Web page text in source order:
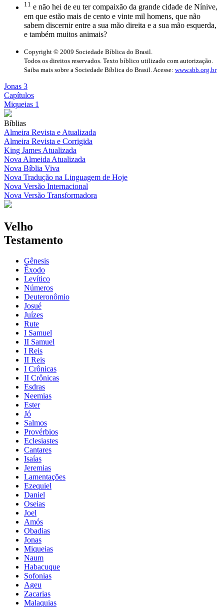
11 e não hei de eu ter compaixão da grande cidade de Nínive,
em que estão mais de cento e vinte mil homens, que não
sabem discernir entre a sua mão direita e a sua mão esquerda,
e também muitos animais?
Copyright © 2009 Sociedade Bíblica do Brasil.
Todos os direitos reservados. Texto bíblico utilizado com autorização.
Saiba mais sobre a Sociedade Bíblica do Brasil. Acesse: www.sbb.org.br
Jonas 3
Capítulos
Miqueias 1
Bíblias
Almeira Revista e Atualizada
Almeira Revista e Corrigida
King James Atualizada
Nova Almeida Atualizada
Nova Bíblia Viva
Nova Tradução na Linguagem de Hoje
Nova Versão Internacional
Nova Versão Transformadora
Velho
Testamento
Gênesis
Êxodo
Levítico
Números
Deuteronômio
Josué
Juízes
Rute
I Samuel
II Samuel
I Reis
II Reis
I Crônicas
II Crônicas
Esdras
Neemias
Ester
Jó
Salmos
Provérbios
Eclesiastes
Cantares
Isaías
Jeremias
Lamentações
Ezequiel
Daniel
Oseias
Joel
Amós
Obadias
Jonas
Miqueias
Naum
Habacuque
Sofonias
Ageu
Zacarias
Malaquias